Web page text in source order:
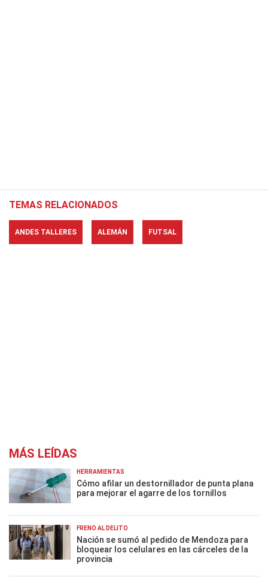
TEMAS RELACIONADOS
ANDES TALLERES ALEMÁN FUTSAL
MÁS LEÍDAS
HERRAMIENTAS
Cómo afilar un destornillador de punta plana
para mejorar el agarre de los tornillos
FRENO AL DELITO
Nación se sumó al pedido de Mendoza para
bloquear los celulares en las cárceles de la
provincia